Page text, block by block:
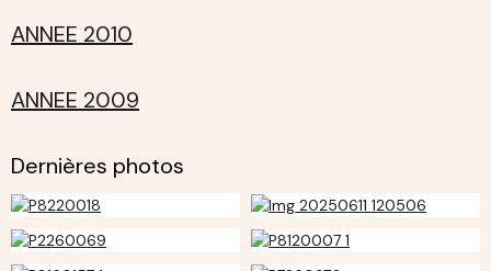
ANNEE 2010
ANNEE 2009
Dernières photos